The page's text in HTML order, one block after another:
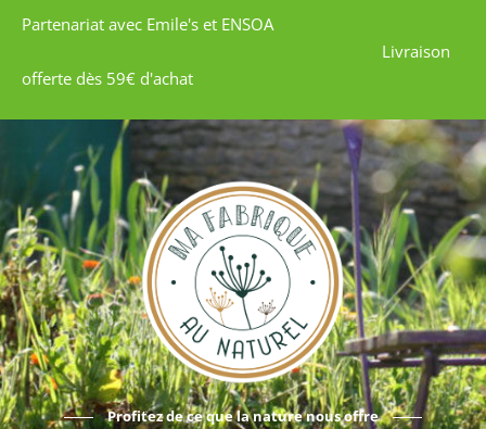
Partenariat avec Emile's et ENSOA
Livraison
offerte dès 59€ d'achat
Profitez de ce que la nature nous offre